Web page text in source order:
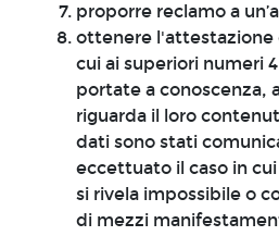
proporre reclamo a
ottenere l'attestazione
cui ai superiori numeri
portate a conoscenza,
riguarda il loro
dati sono stati
eccettuato il caso in
si rivela impossibile o
di mezzi